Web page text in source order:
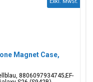
Magnet Case,
8806097934745;EF-